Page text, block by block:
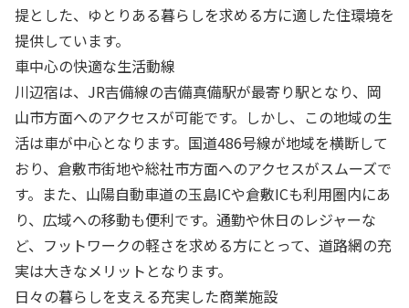
提とした、ゆとりある暮らしを求める方に適した住環境を
提供しています。
車中心の快適な生活動線
川辺宿は、JR吉備線の吉備真備駅が最寄り駅となり、岡
山市方面へのアクセスが可能です。しかし、この地域の生
活は車が中心となります。国道486号線が地域を横断して
おり、倉敷市街地や総社市方面へのアクセスがスムーズで
す。また、山陽自動車道の玉島ICや倉敷ICも利用圏内にあ
り、広域への移動も便利です。通勤や休日のレジャーな
ど、フットワークの軽さを求める方にとって、道路網の充
実は大きなメリットとなります。
日々の暮らしを支える充実した商業施設